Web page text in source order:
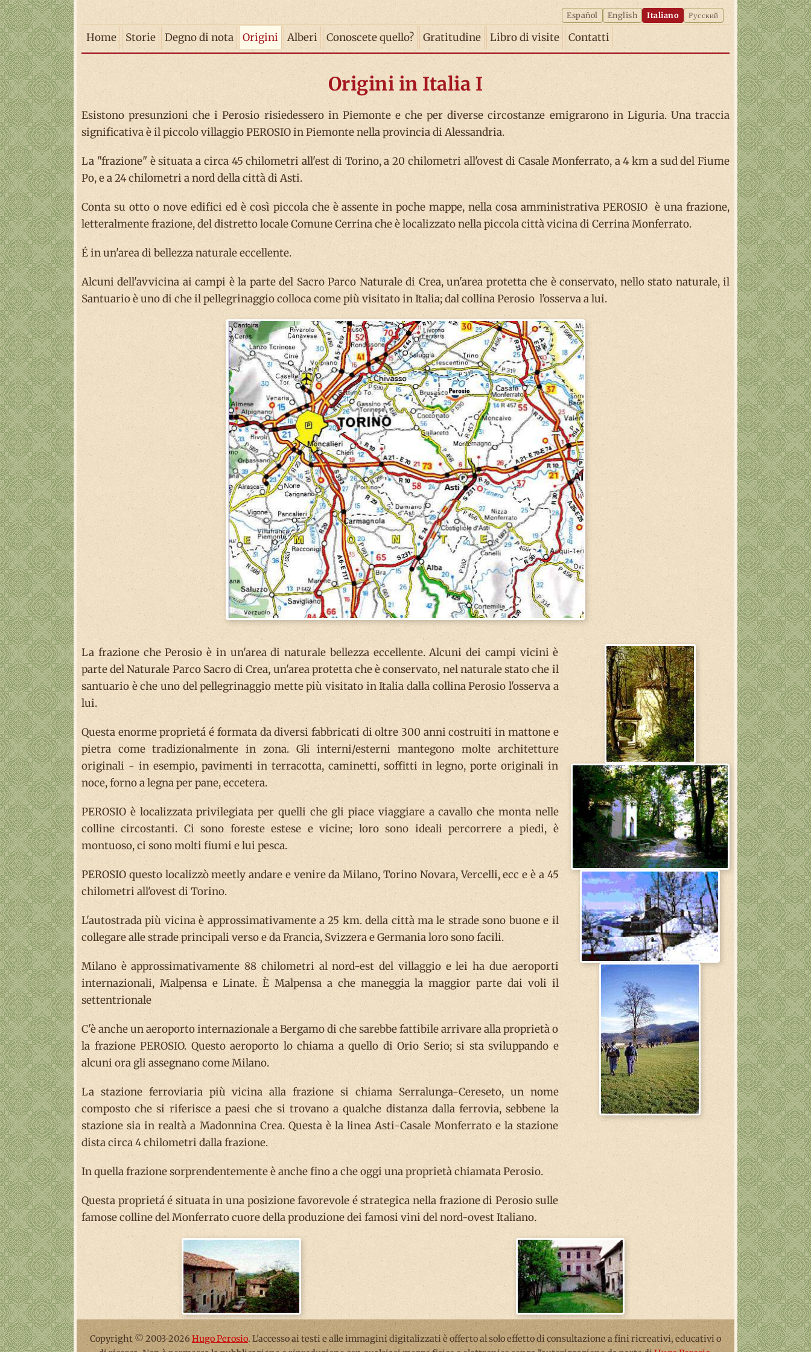
Español English Italiano Русский
Home Storie Degno di nota Origini Alberi Conoscete quello? Gratitudine Libro di visite Contatti
Origini in Italia I
Esistono presunzioni che i Perosio risiedessero in Piemonte e che per diverse circostanze emigrarono in Liguria. Una traccia
significativa è il piccolo villaggio PEROSIO in Piemonte nella provincia di Alessandria.
La "frazione" è situata a circa 45 chilometri all'est di Torino, a 20 chilometri all'ovest di Casale Monferrato, a 4 km a sud del Fiume
Po, e a 24 chilometri a nord della città di Asti.
Conta su otto o nove edifici ed è così piccola che è assente in poche mappe, nella cosa amministrativa PEROSIO è una frazione,
letteralmente frazione, del distretto locale Comune Cerrina che è localizzato nella piccola città vicina di Cerrina Monferrato.
É in un'area di bellezza naturale eccellente.
Alcuni dell'avvicina ai campi è la parte del Sacro Parco Naturale di Crea, un'area protetta che è conservato, nello stato naturale, il
Santuario è uno di che il pellegrinaggio colloca come più visitato in Italia; dal collina Perosio l'osserva a lui.
La frazione che Perosio è in un'area di naturale bellezza eccellente. Alcuni dei campi vicini è
parte del Naturale Parco Sacro di Crea, un'area protetta che è conservato, nel naturale stato che il
santuario è che uno del pellegrinaggio mette più visitato in Italia dalla collina Perosio l'osserva a
lui.
Questa enorme proprietá é formata da diversi fabbricati di oltre 300 anni costruiti in mattone e
pietra come tradizionalmente in zona. Gli interni/esterni mantegono molte architetture
originali - in esempio, pavimenti in terracotta, caminetti, soffitti in legno, porte originali in
noce, forno a legna per pane, eccetera.
PEROSIO è localizzata privilegiata per quelli che gli piace viaggiare a cavallo che monta nelle
colline circostanti. Ci sono foreste estese e vicine; loro sono ideali percorrere a piedi, è
montuoso, ci sono molti fiumi e lui pesca.
PEROSIO questo localizzò meetly andare e venire da Milano, Torino Novara, Vercelli, ecc e è a 45
chilometri all'ovest di Torino.
L'autostrada più vicina è approssimativamente a 25 km. della città ma le strade sono buone e il
collegare alle strade principali verso e da Francia, Svizzera e Germania loro sono facili.
Milano è approssimativamente 88 chilometri al nord-est del villaggio e lei ha due aeroporti
internazionali, Malpensa e Linate. È Malpensa a che maneggia la maggior parte dai voli il
settentrionale
C'è anche un aeroporto internazionale a Bergamo di che sarebbe fattibile arrivare alla proprietà o
la frazione PEROSIO. Questo aeroporto lo chiama a quello di Orio Serio; si sta sviluppando e
alcuni ora gli assegnano come Milano.
La stazione ferroviaria più vicina alla frazione si chiama Serralunga-Cereseto, un nome
composto che si riferisce a paesi che si trovano a qualche distanza dalla ferrovia, sebbene la
stazione sia in realtà a Madonnina Crea. Questa è la linea Asti-Casale Monferrato e la stazione
dista circa 4 chilometri dalla frazione.
In quella frazione sorprendentemente è anche fino a che oggi una proprietà chiamata Perosio.
Questa proprietá é situata in una posizione favorevole é strategica nella frazione di Perosio sulle
famose colline del Monferrato cuore della produzione dei famosi vini del nord-ovest Italiano.
Copyright © 2003-2026 Hugo Perosio. L'accesso ai testi e alle immagini digitalizzati è offerto al solo effetto di consultazione a fini ricreativi, educativi o